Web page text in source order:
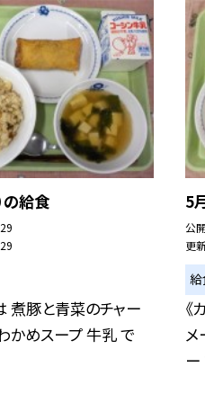
の給食
煮豚と青菜のチャー
かめスープ 牛乳 で
5
公
更
給
《
メ
ー